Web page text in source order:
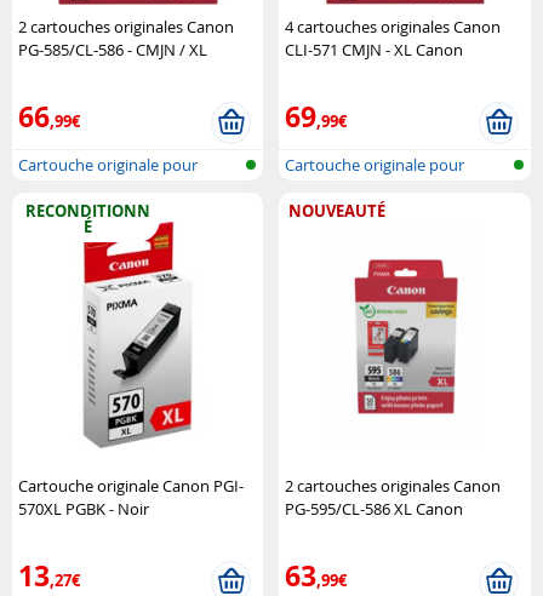
2 cartouches originales Canon
PG-585/CL-586 - CMJN / XL
66,99€
Cartouche originale pour
4 cartouches originales Canon
CLI-571 CMJN - XL Canon
69,99€
Cartouche originale pour
RECONDITIONN
É
Cartouche originale Canon PGI-
570XL PGBK - Noir
13,27€
NOUVEAUTÉ
2 cartouches originales Canon
PG-595/CL-586 XL Canon
63,99€